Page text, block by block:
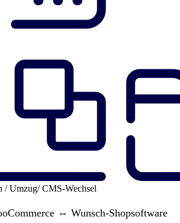
/ Umzug/ CMS-Wechsel
⇔ Wunsch-Shopsoftware